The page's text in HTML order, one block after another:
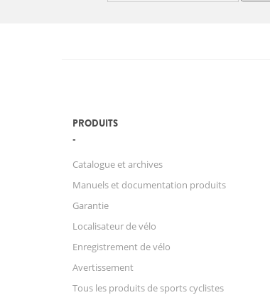
PRODUITS
Catalogue et archives
Manuels et documentation produits
Garantie
Localisateur de vélo
Enregistrement de vélo
Avertissement
Tous les produits de sports cyclistes